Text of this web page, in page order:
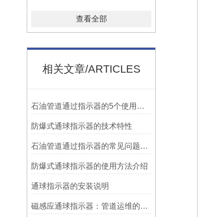
查看全部
相关文章/ARTICLES
石油管道通过指示器的5个使用说明
防爆式通球指示器的技术特性
石油管道通过指示器的常见问题及解决方式
防爆式通球指示器的使用方法介绍
​通球指示器的安装说明
磁感应通球指示器：管道运维的隐形守护者